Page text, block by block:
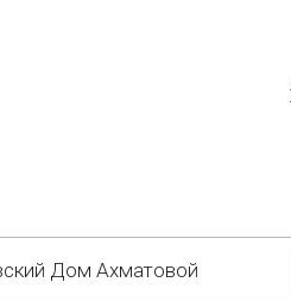
Дом Ахматовой